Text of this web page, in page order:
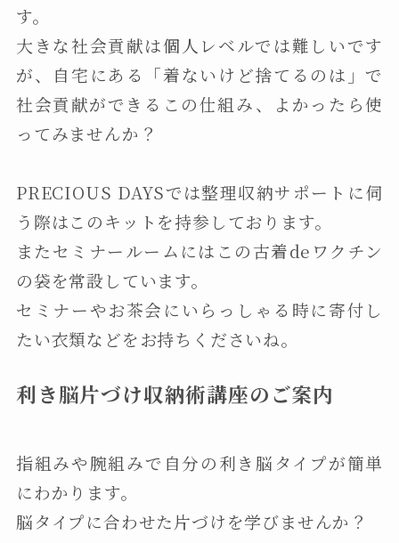
す。
大きな社会貢献は個人レベルでは難しいです
が、自宅にある「着ないけど捨てるのは」で
社会貢献ができるこの仕組み、よかったら使
ってみませんか？
PRECIOUS DAYSでは整理収納サポートに伺
う際はこのキットを持参しております。
またセミナールームにはこの古着deワクチン
の袋を常設しています。
セミナーやお茶会にいらっしゃる時に寄付し
たい衣類などをお持ちくださいね。
利き脳片づけ収納術講座のご案内
指組みや腕組みで自分の利き脳タイプが簡単
にわかります。
脳タイプに合わせた片づけを学びませんか？